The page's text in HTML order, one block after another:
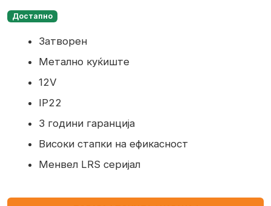
Достапно
Затворен
Метално куќиште
12V
IP22
3 години гаранција
Високи стапки на ефикасност
Менвел LRS серијал